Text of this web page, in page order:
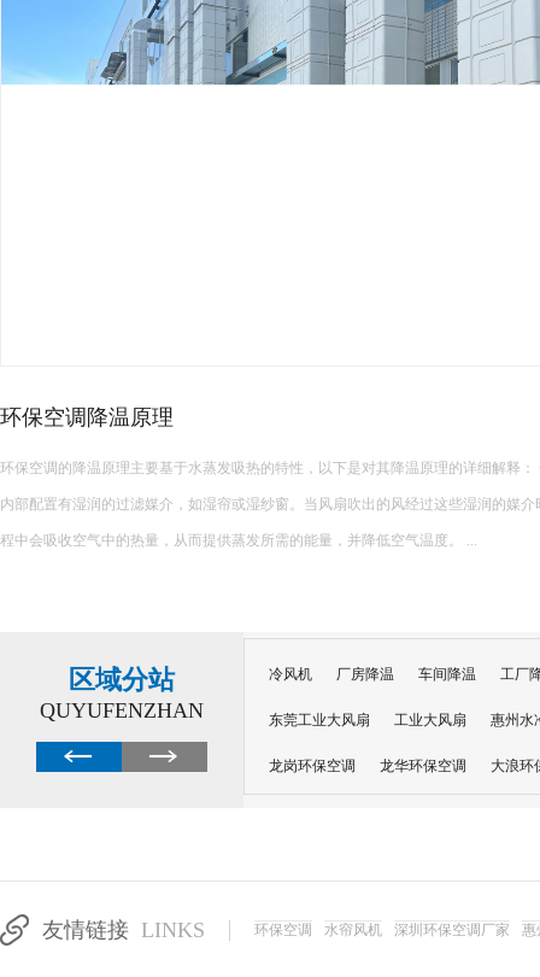
车间高温影响生产？工业节…
在精密制造、电子加工、五金生产等行业，车间温度不仅影响员工作业舒适度，
良品率。夏季车间高温环境下，精密设备易受热变形、参数偏移，导致产品瑕疵、
员工注意力不集中、疲劳乏力，大幅降低生产效率，给企业造成直接经济损...
区域分站
QUYUFENZHAN
冷风机 厂房降温 车间降温 工厂
东莞工业大风扇 工业大风扇 惠州水
龙岗环保空调 龙华环保空调 大浪环
友情链接 LINKS 环保空调 水帘风机 深圳环保空调厂家 惠